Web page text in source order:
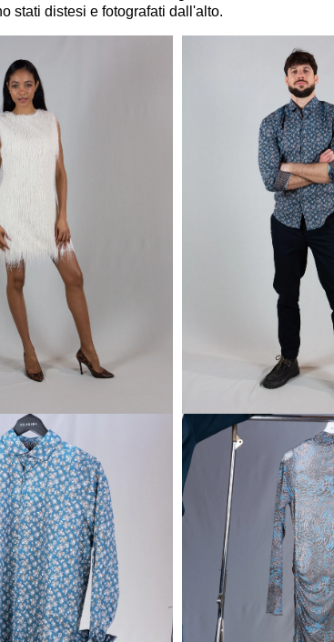
stati distesi e fotografati dall'alto.